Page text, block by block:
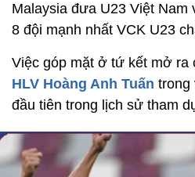
Malaysia đưa U23 Việt Nam
8 đội mạnh nhất VCK U23
Việc góp mặt ở tứ kết mở ra
HLV Hoàng Anh Tuấn trong
đầu tiên trong lịch sử tham